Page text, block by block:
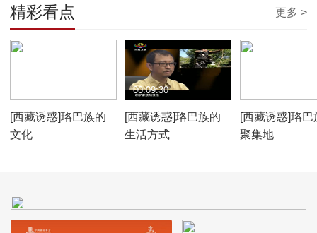
精彩看点 更多 >
[西藏诱惑]珞巴族的
文化
[西藏诱惑]珞巴族的
生活方式
00:09:30
[西藏诱惑]珞巴
聚集地